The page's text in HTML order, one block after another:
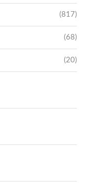
(817)
(68)
(20)